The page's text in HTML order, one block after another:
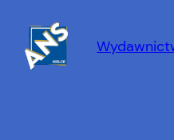
treści